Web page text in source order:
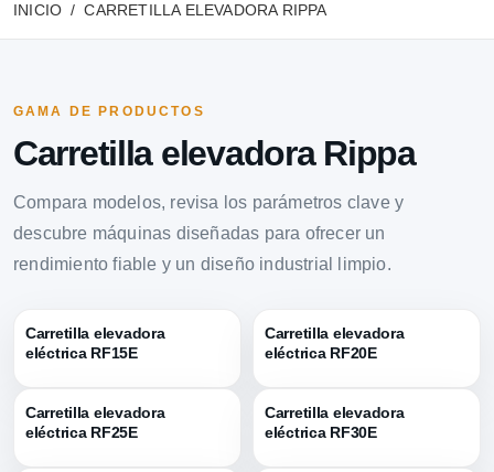
INICIO CARRETILLA ELEVADORA RIPPA
GAMA DE PRODUCTOS
Carretilla elevadora Rippa
Compara modelos, revisa los parámetros clave y
descubre máquinas diseñadas para ofrecer un
rendimiento fiable y un diseño industrial limpio.
Carretilla elevadora
eléctrica RF15E
Carretilla elevadora
eléctrica RF20E
Carretilla elevadora
eléctrica RF25E
Carretilla elevadora
eléctrica RF30E